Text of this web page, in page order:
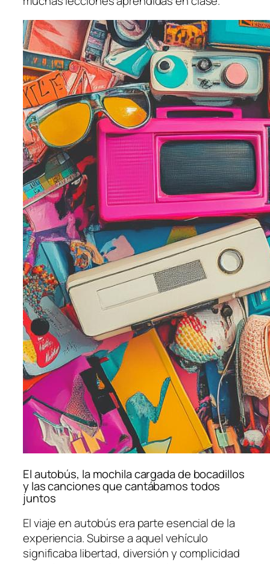
El autobús, la mochila cargada de bocadillos
y las canciones que cantábamos todos
juntos
El viaje en autobús era parte esencial de la
experiencia. Subirse a aquel vehículo
significaba libertad, diversión y complicidad